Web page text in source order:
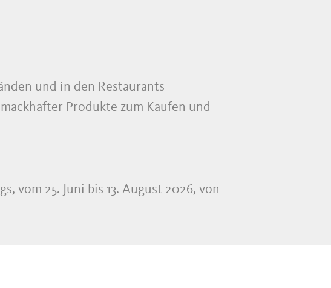
und in den Restaurants
Produkte zum Kaufen und
vom 25. Juni bis 13. August 2026, von